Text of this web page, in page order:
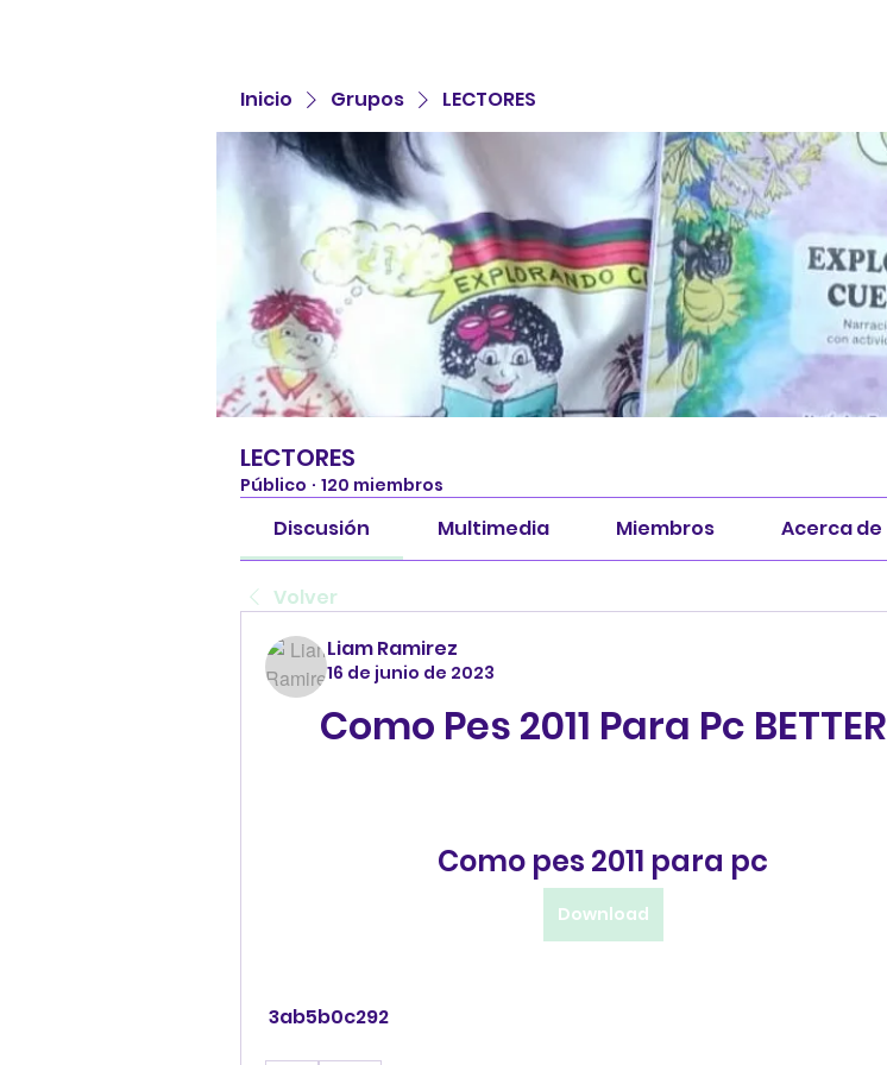
Inicio Grupos LECTORES
LECTORES
Público · 120 miembros
Discusión Multimedia Miembros Acerca de
Volver
Liam Ramirez
16 de junio de 2023
Como Pes 2011 Para Pc BETTER
Como pes 2011 para pc
Download
3ab5b0c292